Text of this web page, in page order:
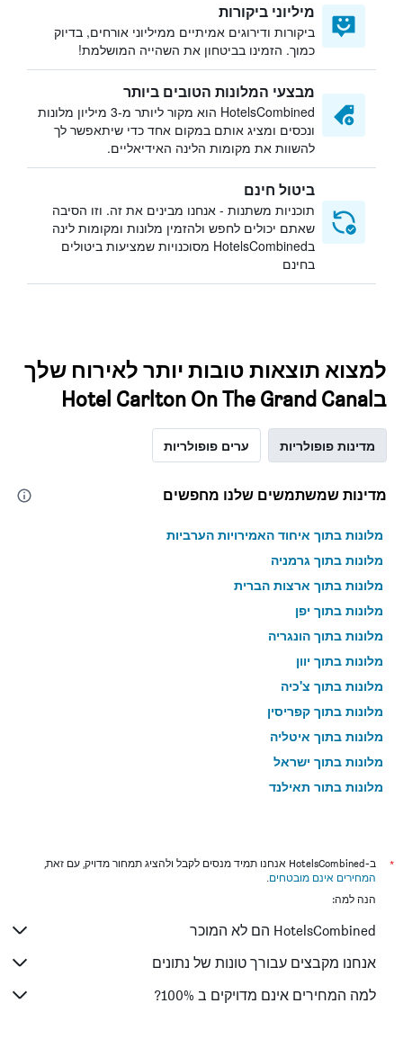
מיליוני ביקורות
ביקורות ודירוגים אמיתיים ממיליוני אורחים, בדיוק
כמוך. הזמינו בביטחון את השהייה המושלמת!
מבצעי המלונות הטובים ביותר
HotelsCombined הוא מקור ליותר מ-3 מיליון מלונות
ונכסים ומציג אותם במקום אחד כדי שיתאפשר לך
להשוות את מקומות הלינה האידיאליים.
ביטול חינם
תוכניות משתנות - אנחנו מבינים את זה. וזו הסיבה
שאתם יכולים לחפש ולהזמין מלונות ומקומות לינה
בHotelsCombined מסוכנויות שמציעות ביטולים
בחינם
למצוא תוצאות טובות יותר לאירוח שלך
בHotel Carlton On The Grand Canal
מדינות פופולריות ערים פופולריות
מדינות שמשתמשים שלנו מחפשים
מלונות בתוך איחוד האמירויות הערביות
מלונות בתוך גרמניה
מלונות בתוך ארצות הברית
מלונות בתוך יפן
מלונות בתוך הונגריה
מלונות בתוך יוון
מלונות בתוך צ'כיה
מלונות בתוך קפריסין
מלונות בתוך איטליה
מלונות בתוך ישראל
מלונות בתוך תאילנד
*
ב-HotelsCombined אנחנו תמיד מנסים לקבל ולהציג תמחור מדויק, עם זאת,
המחירים אינם מובטחים.
הנה למה:
HotelsCombined הם לא המוכר
אנחנו מקבצים עבורך טונות של נתונים
למה המחירים אינם מדויקים ב 100%?